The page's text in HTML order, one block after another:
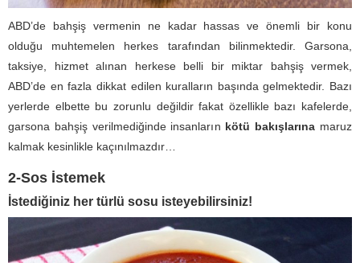
ABD’de bahşiş vermenin ne kadar hassas ve önemli bir konu
olduğu muhtemelen herkes tarafından bilinmektedir. Garsona,
taksiye, hizmet alınan herkese belli bir miktar bahşiş vermek,
ABD’de en fazla dikkat edilen kuralların başında gelmektedir. Bazı
yerlerde elbette bu zorunlu değildir fakat özellikle bazı kafelerde,
garsona bahşiş verilmediğinde insanların kötü bakışlarına maruz
kalmak kesinlikle kaçınılmazdır…
2-Sos İstemek
İstediğiniz her türlü sosu isteyebilirsiniz!